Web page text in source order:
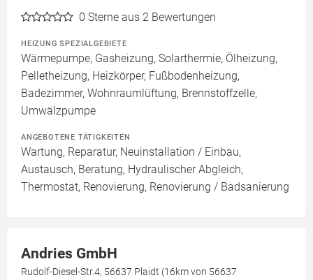
0 Sterne aus 2 Bewertungen
HEIZUNG SPEZIALGEBIETE
Wärmepumpe, Gasheizung, Solarthermie, Ölheizung,
Pelletheizung, Heizkörper, Fußbodenheizung,
Badezimmer, Wohnraumlüftung, Brennstoffzelle,
Umwälzpumpe
ANGEBOTENE TÄTIGKEITEN
Wartung, Reparatur, Neuinstallation / Einbau,
Austausch, Beratung, Hydraulischer Abgleich,
Thermostat, Renovierung, Renovierung / Badsanierung
Andries GmbH
Rudolf-Diesel-Str.4, 56637 Plaidt (16km von 56637